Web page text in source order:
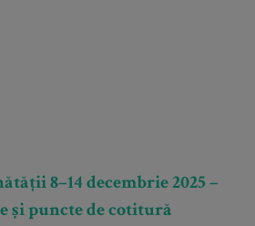
8–14 decembrie 2025 –
puncte de cotitură